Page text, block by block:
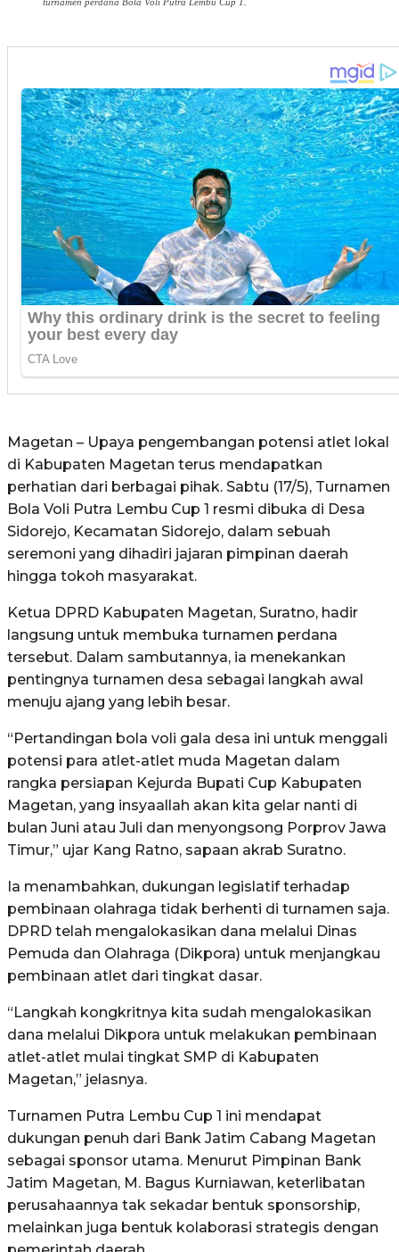
Magetan – Upaya pengembangan potensi atlet lokal
di Kabupaten Magetan terus mendapatkan
perhatian dari berbagai pihak. Sabtu (17/5), Turnamen
Bola Voli Putra Lembu Cup 1 resmi dibuka di Desa
Sidorejo, Kecamatan Sidorejo, dalam sebuah
seremoni yang dihadiri jajaran pimpinan daerah
hingga tokoh masyarakat.
Ketua DPRD Kabupaten Magetan, Suratno, hadir
langsung untuk membuka turnamen perdana
tersebut. Dalam sambutannya, ia menekankan
pentingnya turnamen desa sebagai langkah awal
menuju ajang yang lebih besar.
“Pertandingan bola voli gala desa ini untuk menggali
potensi para atlet-atlet muda Magetan dalam
rangka persiapan Kejurda Bupati Cup Kabupaten
Magetan, yang insyaallah akan kita gelar nanti di
bulan Juni atau Juli dan menyongsong Porprov Jawa
Timur,” ujar Kang Ratno, sapaan akrab Suratno.
Ia menambahkan, dukungan legislatif terhadap
pembinaan olahraga tidak berhenti di turnamen saja.
DPRD telah mengalokasikan dana melalui Dinas
Pemuda dan Olahraga (Dikpora) untuk menjangkau
pembinaan atlet dari tingkat dasar.
“Langkah kongkritnya kita sudah mengalokasikan
dana melalui Dikpora untuk melakukan pembinaan
atlet-atlet mulai tingkat SMP di Kabupaten
Magetan,” jelasnya.
Turnamen Putra Lembu Cup 1 ini mendapat
dukungan penuh dari Bank Jatim Cabang Magetan
sebagai sponsor utama. Menurut Pimpinan Bank
Jatim Magetan, M. Bagus Kurniawan, keterlibatan
perusahaannya tak sekadar bentuk sponsorship,
melainkan juga bentuk kolaborasi strategis dengan